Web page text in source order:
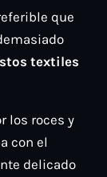
que
textiles
los roces y
con el
delicado